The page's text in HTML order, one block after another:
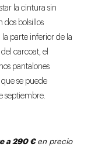
la cintura sin
dos bolsillos
parte inferior de la
carcoat, el
pantalones
se puede
septiembre.
a 290 € en precio